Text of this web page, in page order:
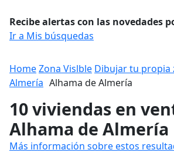
Recibe alertas con las novedades
Ir a Mis búsquedas
HomeZona Vislble Dibujar tu propia
Almería Alhama de Almería
10 viviendas en
Alhama de Almería
Más información sobre estos